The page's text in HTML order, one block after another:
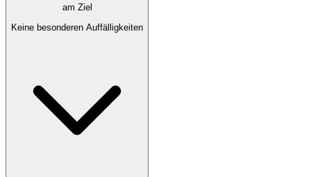
am Ziel
Keine besonderen Auffälligkeiten